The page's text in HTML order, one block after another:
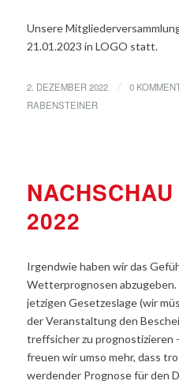
Unsere
21.01.2023 in LOGO statt.
2. DEZEMBER 2022 / 0
RABENSTEINER
2022
Irgendwie haben wir das
Wetterprognosen abzugeben.
jetzigen Gesetzeslage (wir
der Veranstaltung den
treffsicher zu prognostizieren
freuen wir umso mehr, dass
werdender Prognose für den